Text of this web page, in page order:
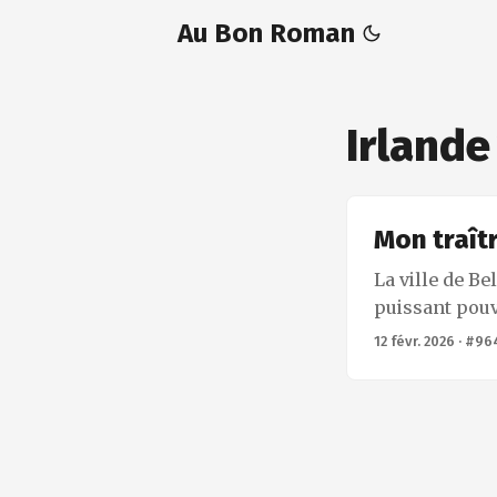
Au Bon Roman
Irlande
Mon
La ville de
puissant
murales, le
12 févr. 2026 ·